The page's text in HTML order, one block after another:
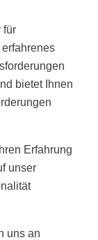
für
bietet Ihnen
Erfahrung
unser
uns an